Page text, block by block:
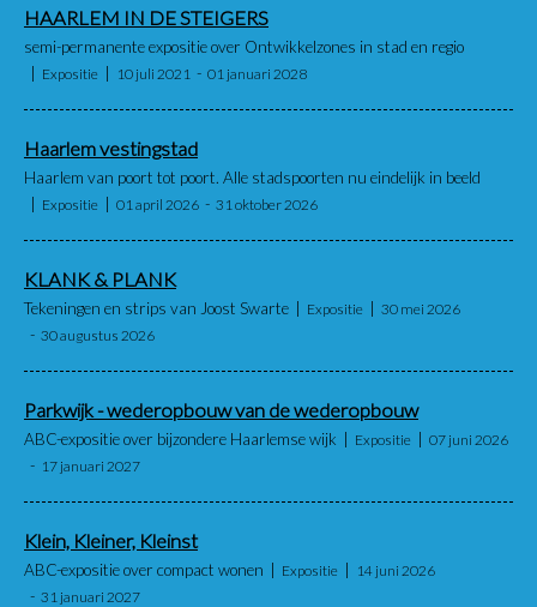
HAARLEM IN DE STEIGERS
semi-permanente expositie over Ontwikkelzones in stad en regio
Expositie 10 juli 2021 01 januari 2028
Haarlem vestingstad
Haarlem van poort tot poort. Alle stadspoorten nu eindelijk in beeld
Expositie 01 april 2026 31 oktober 2026
KLANK & PLANK
Tekeningen en strips van Joost Swarte Expositie
30 mei 2026
30 augustus 2026
Parkwijk - wederopbouw van de wederopbouw
ABC-expositie over bijzondere Haarlemse wijk Expositie
07 juni 2026
17 januari 2027
Klein, Kleiner, Kleinst
ABC-expositie over compact wonen Expositie
14 juni 2026
31 januari 2027